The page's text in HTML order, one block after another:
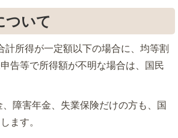
ついて
所得が一定額以下の場合に、均等割
告等で所得額が不明な場合は、国民
障害年金、失業保険だけの方も、国
ます。